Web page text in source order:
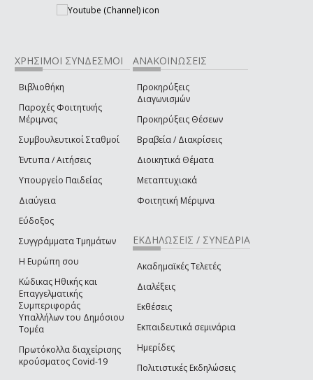
ΧΡΗΣΙΜΟΙ ΣΥΝΔΕΣΜΟΙ
Βιβλιοθήκη
Παροχές Φοιτητικής
Μέριμνας
Συμβουλευτικοί Σταθμοί
Έντυπα / Αιτήσεις
Υπουργείο Παιδείας
Διαύγεια
Εύδοξος
Συγγράμματα Τμημάτων
Η Ευρώπη σου
Κώδικας Ηθικής και
Επαγγελματικής
Συμπεριφοράς
Υπαλλήλων του Δημόσιου
Τομέα
Πρωτόκολλα διαχείρισης
κρούσματος Covid-19
ΑΝΑΚΟΙΝΩΣΕΙΣ
Προκηρύξεις
Διαγωνισμών
Προκηρύξεις Θέσεων
Βραβεία / Διακρίσεις
Διοικητικά Θέματα
Μεταπτυχιακά
Φοιτητική Μέριμνα
ΕΚΔΗΛΩΣΕΙΣ / ΣΥΝΕΔΡΙΑ
Ακαδημαϊκές Τελετές
Διαλέξεις
Εκθέσεις
Εκπαιδευτικά σεμινάρια
Ημερίδες
Πολιτιστικές Εκδηλώσεις